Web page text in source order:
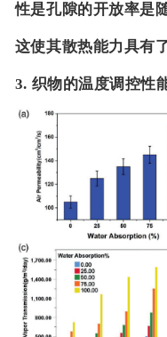
性是孔隙的开放率是
这使其散热能力具有
3. 织物的温度调控性